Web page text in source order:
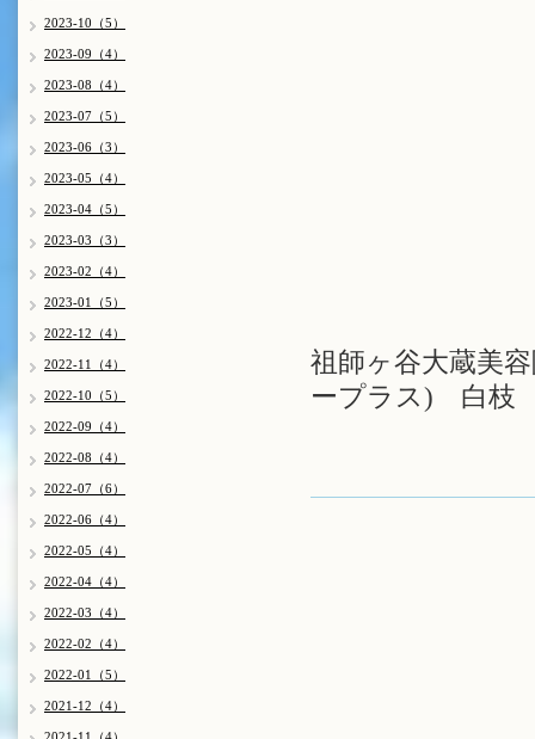
祖師ヶ谷大蔵美容
ープラス) 白枝
2023-10（5）
2023-09（4）
2023-08（4）
2023-07（5）
2023-06（3）
2023-05（4）
2023-04（5）
2023-03（3）
2023-02（4）
2023-01（5）
2022-12（4）
2022-11（4）
2022-10（5）
2022-09（4）
2022-08（4）
2022-07（6）
2022-06（4）
2022-05（4）
2022-04（4）
2022-03（4）
2022-02（4）
2022-01（5）
2021-12（4）